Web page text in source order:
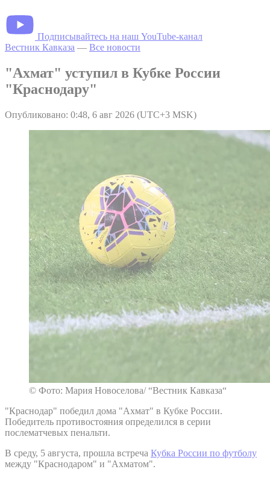
Подписывайтесь на наш YouTube-канал
Вестник Кавказа — Все новости
"Ахмат" уступил в Кубке России
"Краснодару"
Опубликовано: 0:48, 6 авг 2026 (UTC+3 MSK)
© Фото: Мария Новоселова/ “Вестник Кавказа“
"Краснодар" победил дома "Ахмат" в Кубке России.
Победитель противостояния определился в серии
послематчевых пенальти.
В среду, 5 августа, прошла встреча Кубка России по футболу
между "Краснодаром" и "Ахматом".